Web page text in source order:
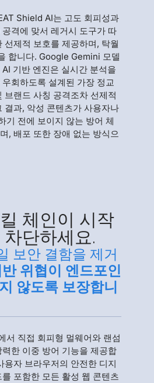
Shield AI는 고도 회피성과
격에 맞서 레거시 도구가 따
선제적 보호를 제공하며, 탁월
합니다. Google Gemini 모델
기반 엔진은 실시간 분석을
회하도록 설계된 가장 정교
브랜드 사칭 공격조차 선제적
결과, 악성 콘텐츠가 사용자나
기 전에 보이지 않는 방어 체
, 배포 또한 장애 없는 방식으
체인이 시작
단하세요.
보안 결함을 제거
위협이 엔드포인
않도록 보장합니
서 직접 회피형 멀웨어와 랜섬
한 이중 방어 기능을 제공합
용자 브라우저의 안전한 디지
포함한 모든 활성 웹 콘텐츠